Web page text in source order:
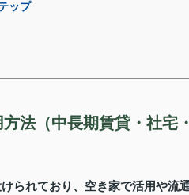
ップ
法（中長期賃貸・社宅
られており、空き家で活用や流